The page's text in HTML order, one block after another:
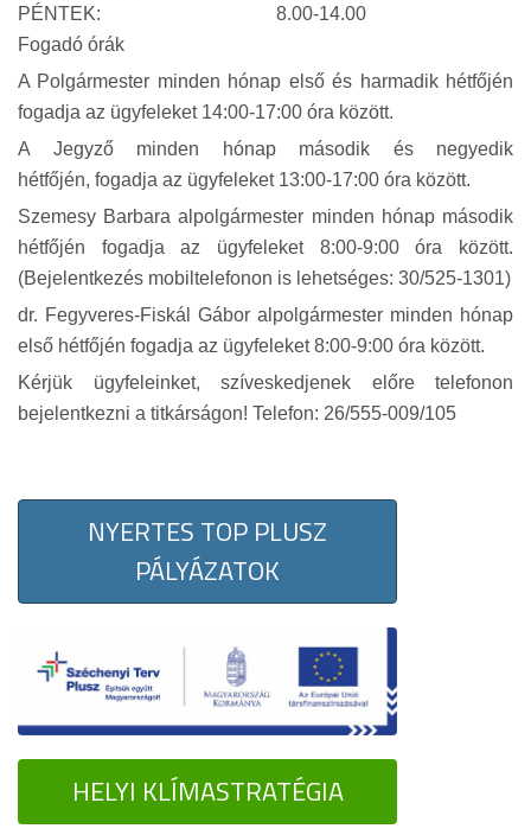
PÉNTEK:
8.00-14.00
Fogadó órák
A Polgármester minden hónap első és harmadik hétfőjén
fogadja az ügyfeleket 14:00-17:00 óra között.
A Jegyző minden hónap második és negyedik
hétfőjén, fogadja az ügyfeleket 13:00-17:00 óra között.
Szemesy Barbara alpolgármester minden hónap második
hétfőjén fogadja az ügyfeleket 8:00-9:00 óra között.
(Bejelentkezés mobiltelefonon is lehetséges: 30/525-1301)
dr. Fegyveres-Fiskál Gábor alpolgármester minden hónap
első hétfőjén fogadja az ügyfeleket 8:00-9:00 óra között.
Kérjük ügyfeleinket, szíveskedjenek előre telefonon
bejelentkezni a titkárságon! Telefon: 26/555-009/105
NYERTES TOP PLUSZ
PÁLYÁZATOK
HELYI KLÍMASTRATÉGIA